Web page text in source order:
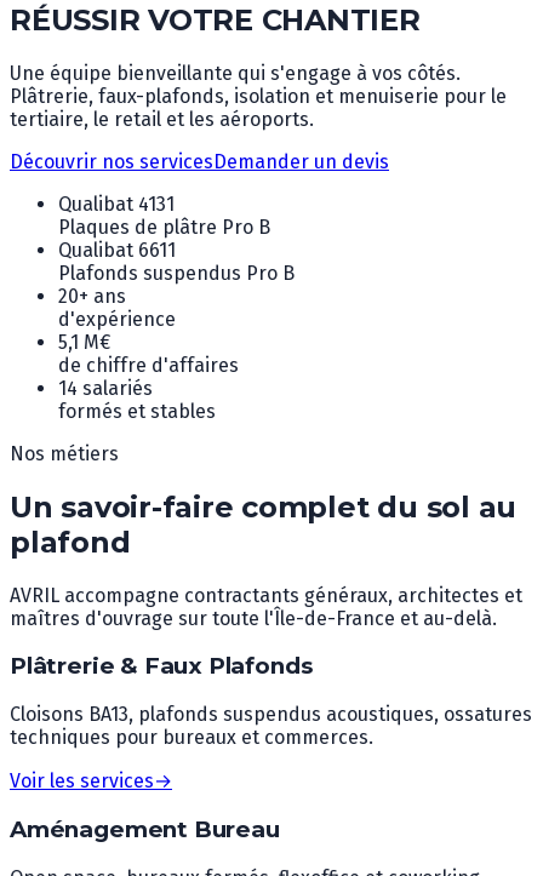
RÉUSSIR VOTRE CHANTIER
Une équipe bienveillante qui s'engage à vos côtés.
Plâtrerie, faux-plafonds, isolation et menuiserie pour le
tertiaire, le retail et les aéroports.
Découvrir nos servicesDemander un devis
Qualibat 4131
Plaques de plâtre Pro B
Qualibat 6611
Plafonds suspendus Pro B
20+ ans
d'expérience
5,1 M€
de chiffre d'affaires
14 salariés
formés et stables
Nos métiers
Un savoir-faire complet du sol au
plafond
AVRIL accompagne contractants généraux, architectes et
maîtres d'ouvrage sur toute l'Île-de-France et au-delà.
Plâtrerie & Faux Plafonds
Cloisons BA13, plafonds suspendus acoustiques, ossatures
techniques pour bureaux et commerces.
Voir les services→
Aménagement Bureau